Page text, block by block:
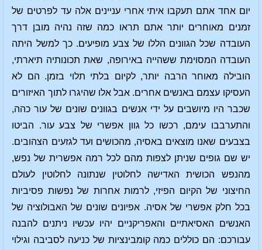
יום אחד אתם תעקבו איתי אחרי עניינים אלה עד לפרטים של
זמנים מאוחרים יותר אתם תראו כמה שזה נהיה מובן דרך
העובדה שכל הגוונים הללו של צבע מופיעים. כך למשל היתה
העובדה המסוימת ששהייה באירופה, שאת תכונותיה תיארתי,
הובילה מאוחר הרבה יותר, לקיום בלתי תלוי בזמן. הם לא
העסיקו עצמם באנשים אחרים. אבל אלו שהיגרו לתוך האיזורים
שכבר היו מיושבים על ידי אנשים בגוונים שונים של עור כהה,
והתערבבו עימם, רכשו כל גוון אפשרי של צבע עור. הביטו
בצבעים שאנו מוצאים באסיה, מהכושים ועד לגזעים הצהובים.
יש שם גופים שניתן לצפות מהם לכל רמה אפשרית של נפש,
מהנפש הכושית האדישה לחלוטין שנתונה לחלוטין לעולם
החיצוני של הקיום הפיזי, לרמות אחרות של נפשות פסיביות
בכל חלק אפשרי של אסיה. אפיונים שונים של האבולוציה של
האנשים האסיאתיים והאפריקניים יהיו עכשיו ניתנים להבנה
עבורכם: הם כוללים כמה קומבינציות של כניעה לסביבה וגילוי